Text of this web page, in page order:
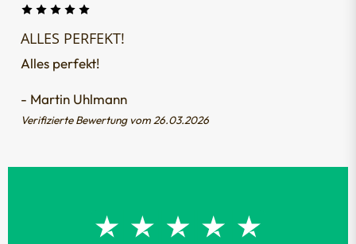
ALLES PERFEKT!
Alles perfekt!
- Martin Uhlmann
Verifizierte Bewertung vom 26.03.2026